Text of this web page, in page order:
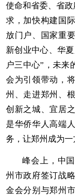
使命和省委、省
求，加快构建国
放门户、国家重
新创业中心、华
户三中心”，未来
会为引领带动，
州、走进郑州、
创新之城、宜居
是华侨华人高端
务，让郑州成为一
峰会上，中
州市政府签订战
金会分别与郑州